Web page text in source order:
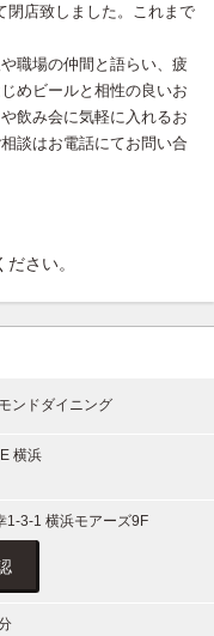
閉店致しました。これまで
職場の仲間と語らい、疲
めビールと相性の良いお
飲み会に気軽に入れるお
談はお電話にてお問い合
ださい。
ンドダイニング
横浜
1-3-1 横浜モアーズ9F